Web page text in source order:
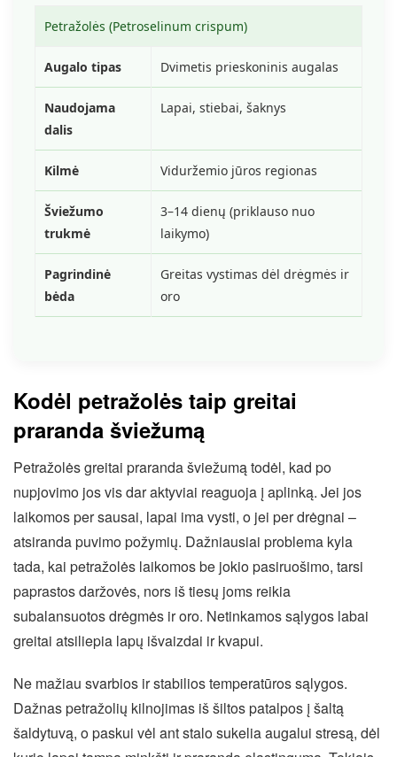
Petražolės (Petroselinum crispum)
Augalo tipas Dvimetis prieskoninis augalas
Naudojama
dalis
Lapai, stiebai, šaknys
Kilmė Viduržemio jūros regionas
Šviežumo
trukmė
3–14 dienų (priklauso nuo
laikymo)
Pagrindinė
bėda
Greitas vystimas dėl drėgmės ir
oro
Kodėl petražolės taip greitai
praranda šviežumą
Petražolės greitai praranda šviežumą todėl, kad po
nupjovimo jos vis dar aktyviai reaguoja į aplinką. Jei jos
laikomos per sausai, lapai ima vysti, o jei per drėgnai –
atsiranda puvimo požymių. Dažniausiai problema kyla
tada, kai petražolės laikomos be jokio pasiruošimo, tarsi
paprastos daržovės, nors iš tiesų joms reikia
subalansuotos drėgmės ir oro. Netinkamos sąlygos labai
greitai atsiliepia lapų išvaizdai ir kvapui.
Ne mažiau svarbios ir stabilios temperatūros sąlygos.
Dažnas petražolių kilnojimas iš šiltos patalpos į šaltą
šaldytuvą, o paskui vėl ant stalo sukelia augalui stresą, dėl